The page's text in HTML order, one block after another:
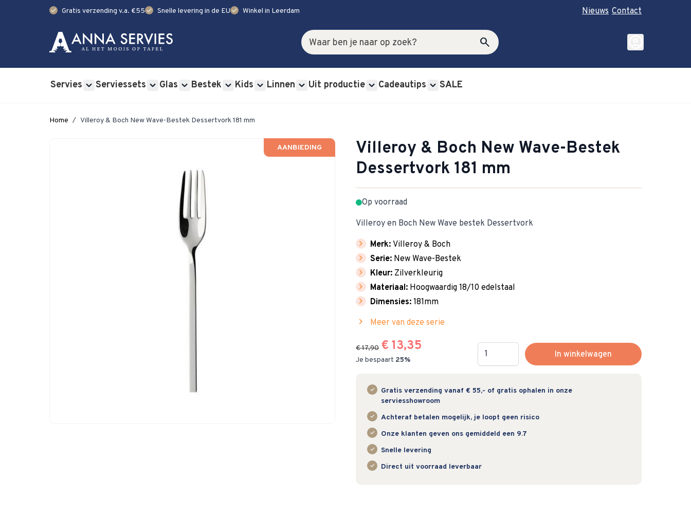
check Gratis verzending v.a. €55check Snelle levering in de EUcheck Winkel in Leerdam Nieuws Contact
Zoek
search
Servies Serviessets Glas Bestek Kids Linnen Uit productie Cadeautips SALE
account_circle
Home / Villeroy & Boch New Wave-Bestek Dessertvork 181 mm
Villeroy & Boch New Wave-Bestek
Dessertvork 181 mm
AANBIEDING
Op voorraad
Villeroy en Boch New Wave bestek Dessertvork
chevron_right Merk: Villeroy & Boch
chevron_right Serie: New Wave-Bestek
chevron_right Kleur: Zilverkleurig
chevron_right Materiaal: Hoogwaardig 18/10 edelstaal
chevron_right Dimensies: 181mm
chevron_right Meer van deze serie
€ 17,90 € 13,35
Je bespaart 25%
Hoeveelheid
In winkelwagen
Gratis verzending vanaf € 55,- of gratis ophalen in onze
serviesshowroom
Achteraf betalen mogelijk, je loopt geen risico
Onze klanten geven ons gemiddeld een 9.7
Snelle levering
Direct uit voorraad leverbaar